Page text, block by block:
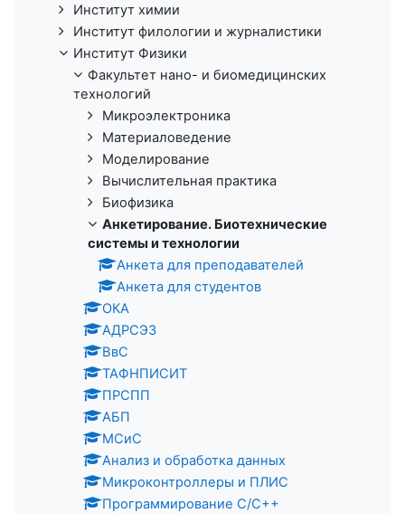
Институт химии
Институт филологии и журналистики
Институт Физики
Факультет нано- и биомедицинских
технологий
Микроэлектроника
Материаловедение
Моделирование
Вычислительная практика
Биофизика
Анкетирование. Биотехнические
системы и технологии
Анкета для преподавателей
Анкета для студентов
ОКА
АДРСЭЗ
ВвC
ТАФНПИСИТ
ПРСПП
АБП
МСиС
Анализ и обработка данных
Микроконтроллеры и ПЛИС
Программирование С/C++